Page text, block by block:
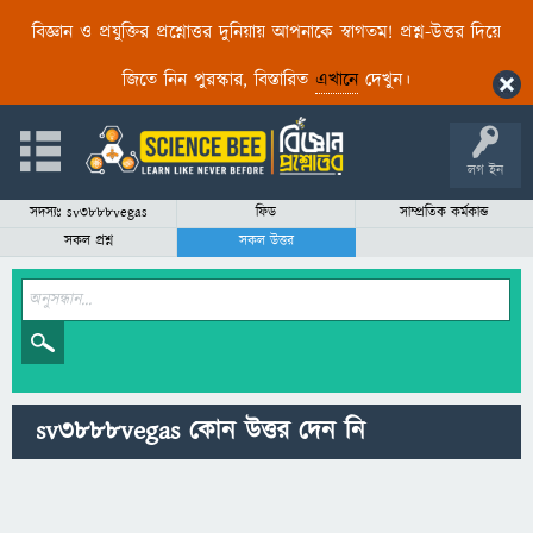
বিজ্ঞান ও প্রযুক্তির প্রশ্নোত্তর দুনিয়ায় আপনাকে স্বাগতম! প্রশ্ন-উত্তর দিয়ে
জিতে নিন পুরস্কার, বিস্তারিত এখানেদেখুন।
লগ ইন
সদস্যঃ sv3888vegas ফিড
সাম্প্রতিক কর্মকান্ড
সকল প্রশ্ন
সকল উত্তর
sv3888vegas কোন উত্তর দেন নি